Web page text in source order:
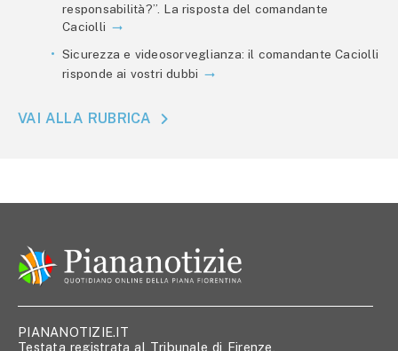
responsabilità?”. La risposta del comandante
Caciolli
Sicurezza e videosorveglianza: il comandante Caciolli
risponde ai vostri dubbi
VAI ALLA RUBRICA
PIANANOTIZIE.IT
Testata registrata al Tribunale di Firenze,